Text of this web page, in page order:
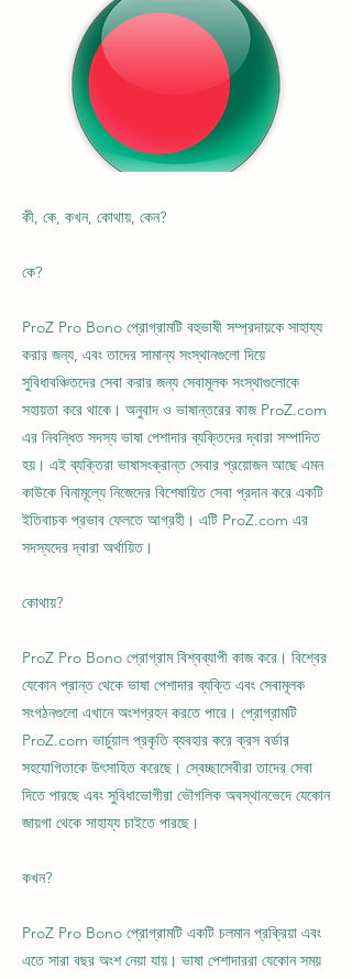
কী, কে, কখন, কোথায়, কেন?
কে?
ProZ Pro Bono প্রোগ্রামটি বহুভাষী সম্প্রদায়কে সাহায্য
করার জন্য, এবং তাদের সামান্য সংস্থানগুলো দিয়ে
সুবিধাবঞ্চিতদের সেবা করার জন্য সেবামূলক সংস্থাগুলোকে
সহায়তা করে থাকে। অনুবাদ ও ভাষান্তরের কাজ ProZ.com
এর নিবন্ধিত সদস্য ভাষা পেশাদার ব্যক্তিদের দ্বারা সম্পাদিত
হয়। এই ব্যক্তিরা ভাষাসংক্রান্ত সেবার প্রয়োজন আছে এমন
কাউকে বিনামূল্যে নিজেদের বিশেষায়িত সেবা প্রদান করে একটি
ইতিবাচক প্রভাব ফেলতে আগ্রহী। এটি ProZ.com এর
সদস্যদের দ্বারা অর্থায়িত।​
কোথায়?
​​ProZ Pro Bono প্রোগ্রাম বিশ্বব্যাপী কাজ করে। বিশ্বের
যেকোন প্রান্ত থেকে ভাষা পেশাদার ব্যক্তি এবং সেবামূলক
সংগঠনগুলো এখানে অংশগ্রহন করতে পারে। প্রোগ্রামটি
ProZ.com ভার্চুয়াল প্রকৃতি ব্যবহার করে ক্রস বর্ডার
সহযোগিতাকে উৎসাহিত করেছে। স্বেচ্ছাসেবীরা তাদের সেবা
দিতে পারছে এবং সুবিধাভোগীরা ভৌগলিক অবস্থানভেদে যেকোন
জায়গা থেকে সাহায্য চাইতে পারছে।
কখন?
ProZ Pro Bono প্রোগ্রামটি একটি চলমান প্রক্রিয়া এবং
এতে সারা বছর অংশ নেয়া যায়। ভাষা পেশাদাররা যেকোন সময়